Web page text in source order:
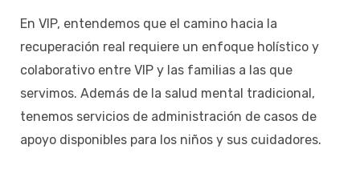
En VIP, entendemos que el camino hacia la
recuperación real requiere un enfoque holístico y
colaborativo entre VIP y las familias a las que
servimos. Además de la salud mental tradicional,
tenemos servicios de administración de casos de
apoyo disponibles para los niños y sus cuidadores.